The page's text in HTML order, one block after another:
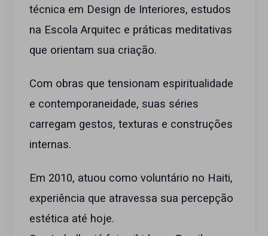
técnica em Design de Interiores, estudos
na Escola Arquitec e práticas meditativas
que orientam sua criação.
Com obras que tensionam espiritualidade
e contemporaneidade, suas séries
carregam gestos, texturas e construções
internas.
Em 2010, atuou como voluntário no Haiti,
experiência que atravessa sua percepção
estética até hoje.